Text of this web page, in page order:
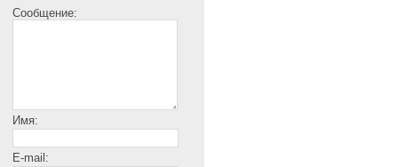
Сообщение:
Имя:
E-mail: